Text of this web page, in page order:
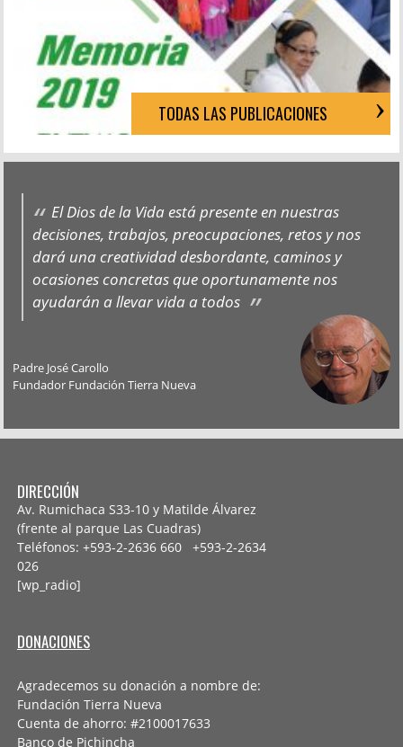
TODAS LAS PUBLICACIONES
El Dios de la Vida está presente en nuestras
decisiones, trabajos, preocupaciones, retos y nos
dará una creatividad desbordante, caminos y
ocasiones concretas que oportunamente nos
ayudarán a llevar vida a todos
Padre José Carollo
Fundador Fundación Tierra Nueva
DIRECCIÓN
Av. Rumichaca S33-10 y Matilde Álvarez
(frente al parque Las Cuadras)
Teléfonos: +593-2-2636 660 +593-2-2634
026
[wp_radio]
DONACIONES
Agradecemos su donación a nombre de:
Fundación Tierra Nueva
Cuenta de ahorro: #2100017633
Banco de Pichincha